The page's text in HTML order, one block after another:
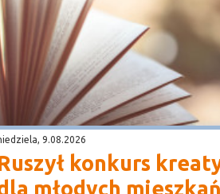
9.08.2026
konkurs
młodych